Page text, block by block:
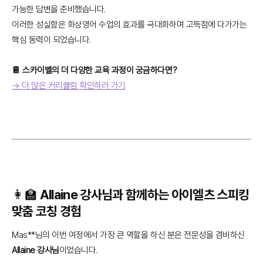
가능한 답변을 준비했습니다.
이러한 성실함은 화상영어 수업의 효과를 극대화하며 고득점에 다가가는
핵심 동력이 되었습니다.
📔 스카이벨의 더 다양한 교육 과정이 궁금하다면?
→ 더 많은 커리큘럼 확인하러 가기
👩‍🏫 Allaine 강사님과 함께하는 아이엘츠 스피킹
맞춤 코칭 경험
Mas**님의 이번 여정에서 가장 큰 역할을 하신 분은 전문성을 겸비하신
Allaine 강사님 이었습니다.